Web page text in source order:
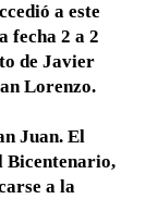
a este
fecha 2 a 2
de Javier
Lorenzo.
Juan. El
Bicentenario,
a la